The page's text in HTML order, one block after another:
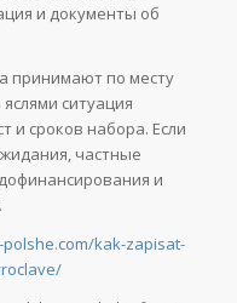
и документы об
принимают по месту
ситуация
и сроков набора. Если
частные
и
kak-zapisat-